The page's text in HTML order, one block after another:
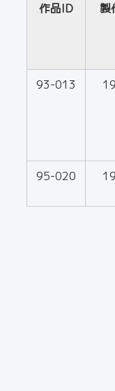
作品ID 製
93-013
95-020